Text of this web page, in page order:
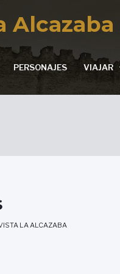
Alcazaba
PERSONAJES VIAJAR
LA ALCAZABA